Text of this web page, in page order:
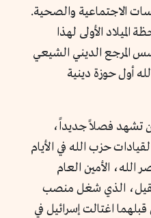
الاجتماعية والصحية.
الأولى لهذا
ففي عام 1976، أسس المرجع الديني الشيعي
أول حوزة دينية
تشهد فصلاً جديداً،
لقيادات حزب الله في الأيام
الله، الأمين العام
الذي شغل منصب
اغتالت إسرائيل في